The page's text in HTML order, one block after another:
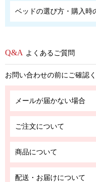
ベッドの選び方・購入時
よくあるご質問
お問い合わせの前にご確認
メールが届かない場合
ご注文について
商品について
配送・お届けについて